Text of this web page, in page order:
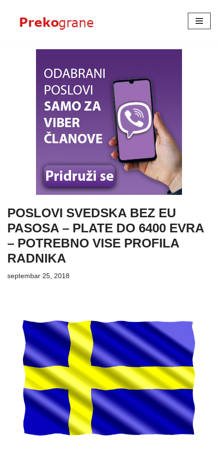
Skoči
POSLOVI SVEDSKA BEZ EU
PASOSA – PLATE DO 6400 EVRA
– POTREBNO VISE PROFILA
RADNIKA
septembar 25, 2018